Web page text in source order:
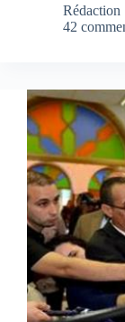
Rédaction
42